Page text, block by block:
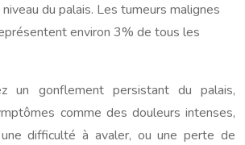
du palais. Les tumeurs malignes
environ 3% de tous les
un gonflement persistant du palais,
comme des douleurs intenses,
difficulté à avaler, ou une perte de